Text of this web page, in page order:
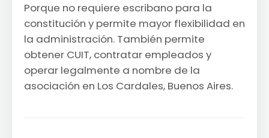
Porque no requiere escribano para la
constitución y permite mayor flexibilidad en
la administración. También permite
obtener CUIT, contratar empleados y
operar legalmente a nombre de la
asociación en Los Cardales, Buenos Aires.